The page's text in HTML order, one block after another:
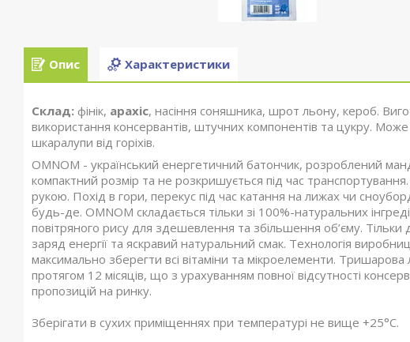
Опис Характеристики
Склад: фінік, арахіс, насіння соняшника, шрот льону, кероб.
використання консервантів, штучних компонентів та цукру.
шкаралупи від горіхів.
OMNOM - український енергетичний батончик, розроблений
компактний розмір та не розкришується під час
рукою. Похід в гори, перекус під час катання на лижах чи
будь-де. OMNOM складається тільки зі 100%-натуральних
повітряного рису для здешевлення та збільшення об’єму.
заряд енергії та яскравий натуральний смак. Технологія
максимально зберегти всі вітаміни та мікроелементи. Тришарова
протягом 12 місяців, що з урахуванням повної відсутності
пропозицій на ринку.
Зберігати в сухих приміщеннях при температурі не вище +25°С.